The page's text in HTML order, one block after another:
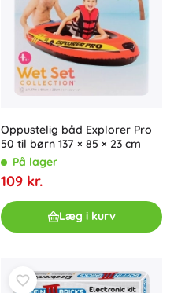
Oppustelig båd Explorer Pro
50 til børn 137 × 85 × 23 cm
På lager
109 kr.
Læg i kurv